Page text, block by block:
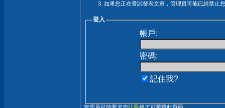
如果您正在嘗試發表文章，管理員可能已經禁止
登入
帳戶:
密碼:
記住我?
管理員可能要求您註冊後才可瀏覽此頁面。